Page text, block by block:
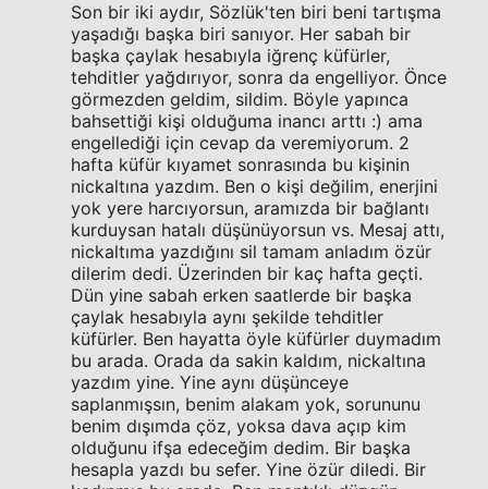
Son bir iki aydır, Sözlük'ten biri beni tartışma
yaşadığı başka biri sanıyor. Her sabah bir
başka çaylak hesabıyla iğrenç küfürler,
tehditler yağdırıyor, sonra da engelliyor. Önce
görmezden geldim, sildim. Böyle yapınca
bahsettiği kişi olduğuma inancı arttı :) ama
engellediği için cevap da veremiyorum. 2
hafta küfür kıyamet sonrasında bu kişinin
nickaltına yazdım. Ben o kişi değilim, enerjini
yok yere harcıyorsun, aramızda bir bağlantı
kurduysan hatalı düşünüyorsun vs. Mesaj attı,
nickaltıma yazdığını sil tamam anladım özür
dilerim dedi. Üzerinden bir kaç hafta geçti.
Dün yine sabah erken saatlerde bir başka
çaylak hesabıyla aynı şekilde tehditler
küfürler. Ben hayatta öyle küfürler duymadım
bu arada. Orada da sakin kaldım, nickaltına
yazdım yine. Yine aynı düşünceye
saplanmışsın, benim alakam yok, sorununu
benim dışımda çöz, yoksa dava açıp kim
olduğunu ifşa edeceğim dedim. Bir başka
hesapla yazdı bu sefer. Yine özür diledi. Bir